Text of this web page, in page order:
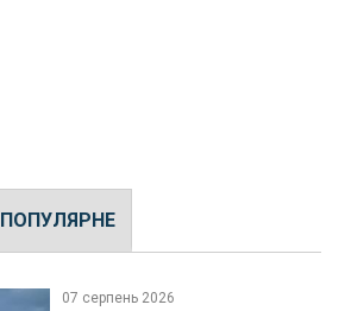
ПОПУЛЯРНЕ
07 серпень 2026